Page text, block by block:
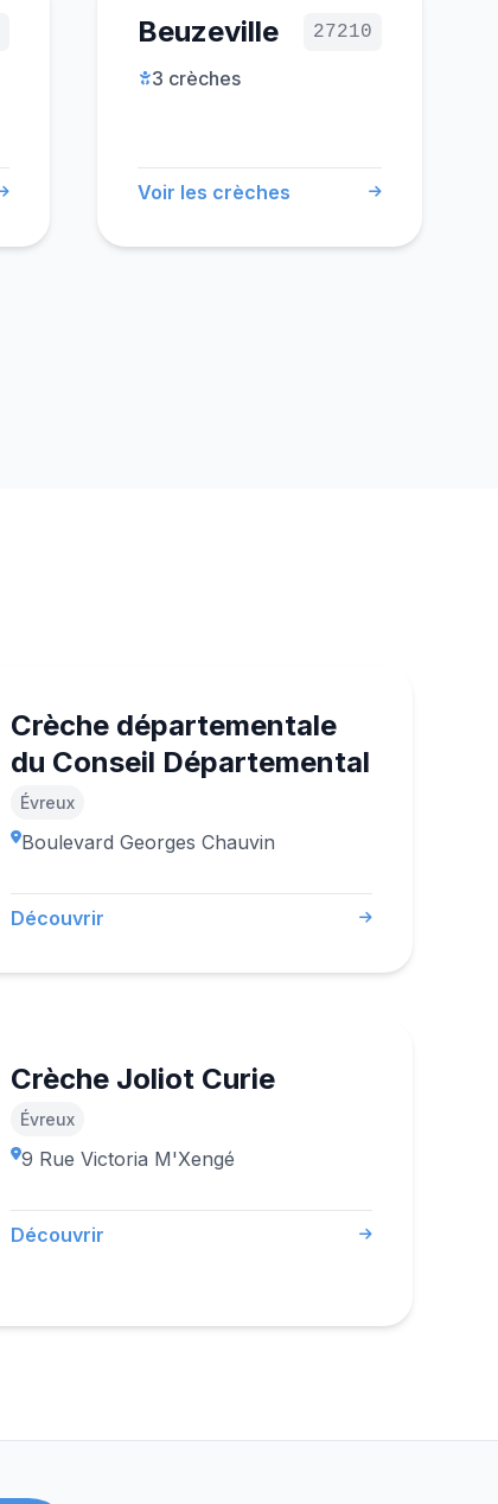
Beuzeville 27210
3 crèches
Voir les crèches
Crèche départementale
du Conseil Départemental
Évreux
Boulevard Georges Chauvin
Découvrir
Crèche Joliot Curie
Évreux
9 Rue Victoria M'Xengé
Découvrir